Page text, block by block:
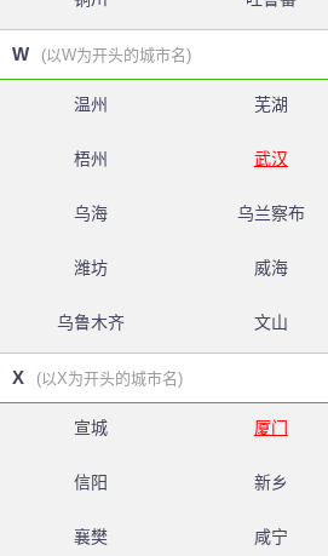
W (以W为开头的城市名)
温州 芜湖
梧州 武汉
乌海 乌兰察布
潍坊 威海
乌鲁木齐 文山
X (以X为开头的城市名)
宣城 厦门
信阳 新乡
襄樊 咸宁